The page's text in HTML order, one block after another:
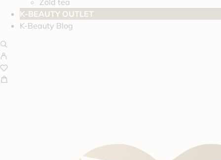
Zöld tea
K-BEAUTY OUTLET
K-Beauty Blog